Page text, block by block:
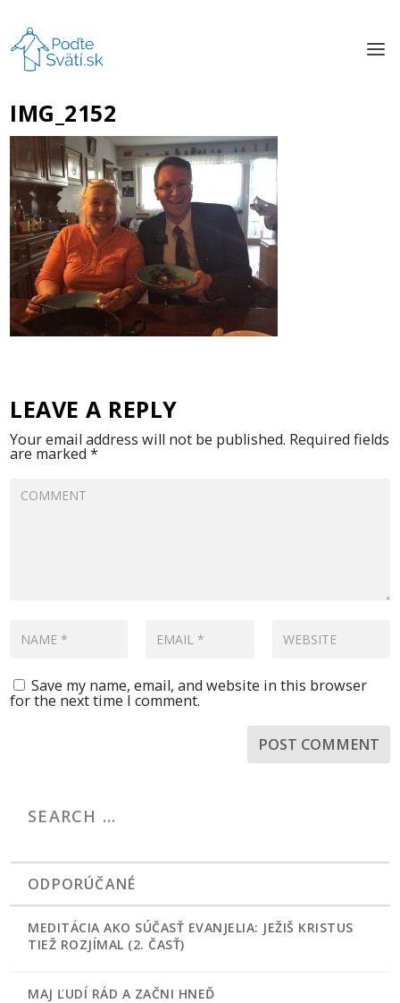
IMG_2152
LEAVE A REPLY
Your email address will not be published. Required fields
are marked*
Save my name, email, and website in this browser
for the next time I comment.
ODPORÚČANÉ
MEDITÁCIA AKO SÚČASŤ EVANJELIA: JEŽIŠ KRISTUS
TIEŽ ROZJÍMAL (2. ČASŤ)
MAJ ĽUDÍ RÁD A ZAČNI HNEĎ